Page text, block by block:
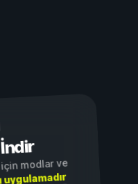
modlar ve
uygulamadır